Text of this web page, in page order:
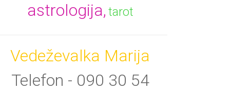
astrologija, tarot
Vedeževalka Marija
Telefon - 090 30 54